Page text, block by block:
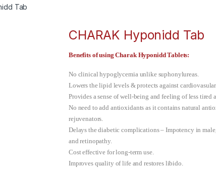
Tab
CHARAK Hyponidd Tab
Benefits of using Charak Hyponidd Tablets:
No clinical hypoglycemia unlike suphonylureas.
Lowers the lipid levels & protects against cardiovasular
Provides a sense of well-being and feeling of less tired
No need to add antioxidants as it contains natural
rejuvenators.
Delays the diabetic complications – Impotency in
and retinopathy.
Cost effective for long-term use.
Improves quality of life and restores libido.